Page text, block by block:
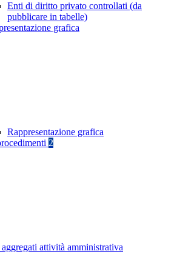
Enti di diritto privato controllati (da
pubblicare in tabelle)
grafica
Rappresentazione grafica
2
attività amministrativa